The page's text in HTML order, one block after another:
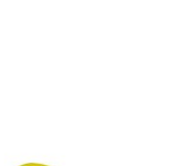
a příslušenství